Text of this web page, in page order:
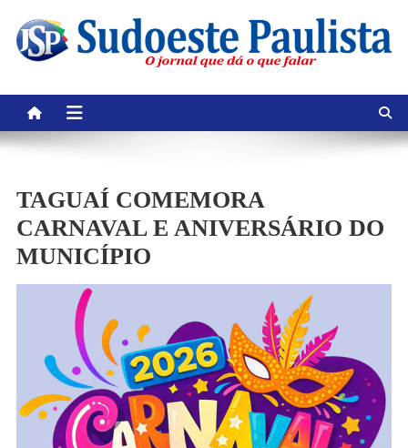
content
TAGUAÍ COMEMORA
CARNAVAL E ANIVERSÁRIO DO
MUNICÍPIO